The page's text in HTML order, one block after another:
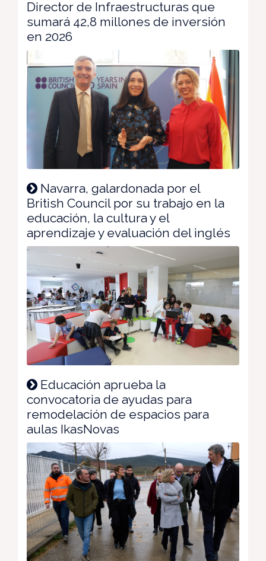
Director de Infraestructuras que
sumará 42,8 millones de inversión
en 2026
Navarra, galardonada por el
British Council por su trabajo en la
educación, la cultura y el
aprendizaje y evaluación del inglés
Educación aprueba la
convocatoria de ayudas para
remodelación de espacios para
aulas IkasNovas